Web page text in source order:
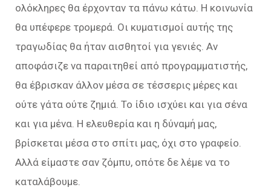
ολόκληρες θα έρχονταν τα πάνω κάτω. Η κοινωνία
θα υπέφερε τρομερά. Οι κυματισμοί αυτής της
τραγωδίας θα ήταν αισθητοί για γενιές. Αν
αποφάσιζε να παραιτηθεί από προγραμματιστής,
θα έβρισκαν άλλον μέσα σε τέσσερις μέρες και
ούτε γάτα ούτε ζημιά. Το ίδιο ισχύει και για σένα
και για μένα. Η ελευθερία και η δύναμή μας,
βρίσκεται μέσα στο σπίτι μας, όχι στο γραφείο.
Αλλά είμαστε σαν ζόμπυ, οπότε δε λέμε να το
καταλάβουμε.